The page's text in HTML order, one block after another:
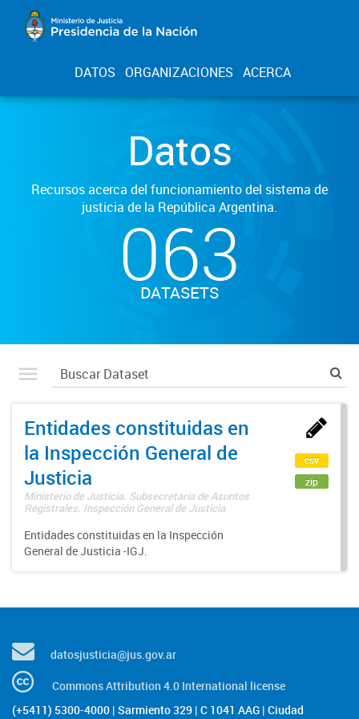
DATOS ORGANIZACIONES ACERCA
Datos
Recursos acerca del funcionamiento del sistema de
justicia de la República Argentina.
063
DATASETS
Entidades constituidas en
la Inspección General de
Justicia
Ministerio de Justicia. Subsecretaría de Asuntos
Registrales. Inspección General de Justicia
Entidades constituidas en la Inspección
General de Justicia -IGJ.
csv
zip
datosjusticia@jus.gov.ar
Commons Attribution 4.0 International license
(+5411) 5300-4000 | Sarmiento 329 | C 1041 AAG | Ciudad